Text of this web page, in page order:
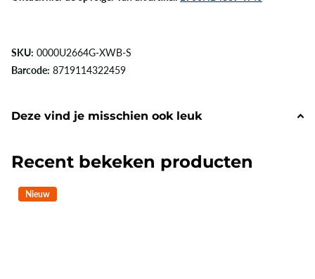
SKU: 0000U2664G-XWB-S
Barcode: 8719114322459
Deze vind je misschien ook leuk
Recent bekeken producten
Nieuw